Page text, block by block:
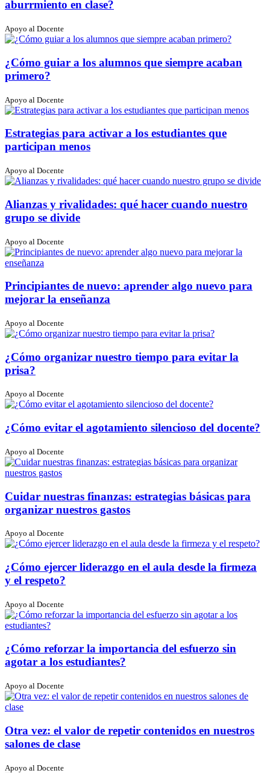
aburrmiento en clase?
Apoyo al Docente
¿Cómo guiar a los alumnos que siempre acaban
primero?
Apoyo al Docente
Estrategias para activar a los estudiantes que
participan menos
Apoyo al Docente
Alianzas y rivalidades: qué hacer cuando nuestro
grupo se divide
Apoyo al Docente
Principiantes de nuevo: aprender algo nuevo para
mejorar la enseñanza
Apoyo al Docente
¿Cómo organizar nuestro tiempo para evitar la
prisa?
Apoyo al Docente
¿Cómo evitar el agotamiento silencioso del docente?
Apoyo al Docente
Cuidar nuestras finanzas: estrategias básicas para
organizar nuestros gastos
Apoyo al Docente
¿Cómo ejercer liderazgo en el aula desde la firmeza
y el respeto?
Apoyo al Docente
¿Cómo reforzar la importancia del esfuerzo sin
agotar a los estudiantes?
Apoyo al Docente
Otra vez: el valor de repetir contenidos en nuestros
salones de clase
Apoyo al Docente